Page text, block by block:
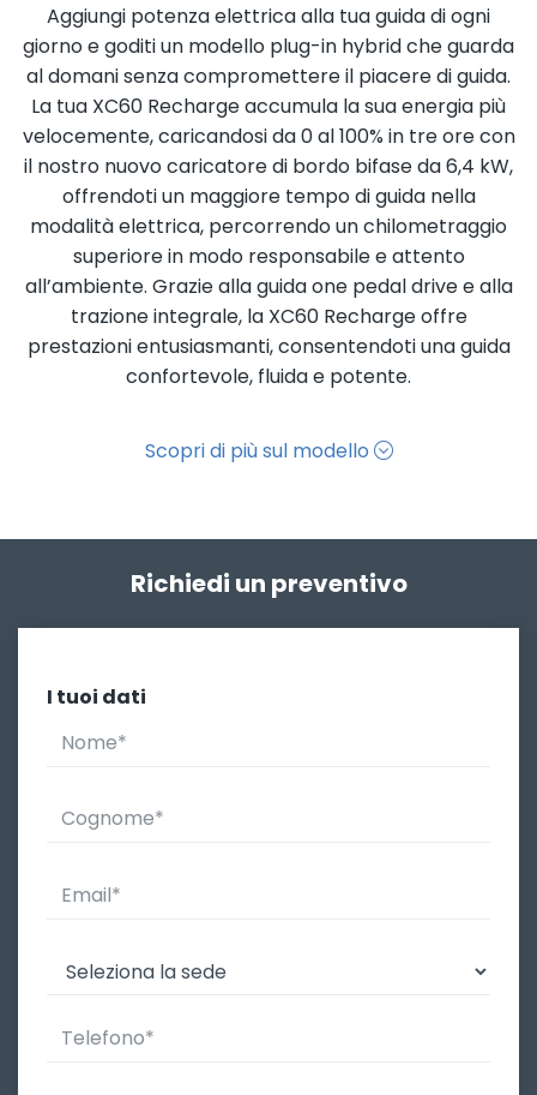
Aggiungi potenza elettrica alla tua guida di ogni
giorno e goditi un modello plug-in hybrid che guarda
al domani senza compromettere il piacere di guida.
La tua XC60 Recharge accumula la sua energia più
velocemente, caricandosi da 0 al 100% in tre ore con
il nostro nuovo caricatore di bordo bifase da 6,4 kW,
offrendoti un maggiore tempo di guida nella
modalità elettrica, percorrendo un chilometraggio
superiore in modo responsabile e attento
all’ambiente. Grazie alla guida one pedal drive e alla
trazione integrale, la XC60 Recharge offre
prestazioni entusiasmanti, consentendoti una guida
confortevole, fluida e potente.
Scopri di più sul modello
Richiedi un preventivo
I tuoi dati